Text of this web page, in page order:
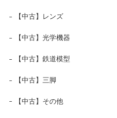
【中古】レンズ
【中古】光学機器
【中古】鉄道模型
【中古】三脚
【中古】その他